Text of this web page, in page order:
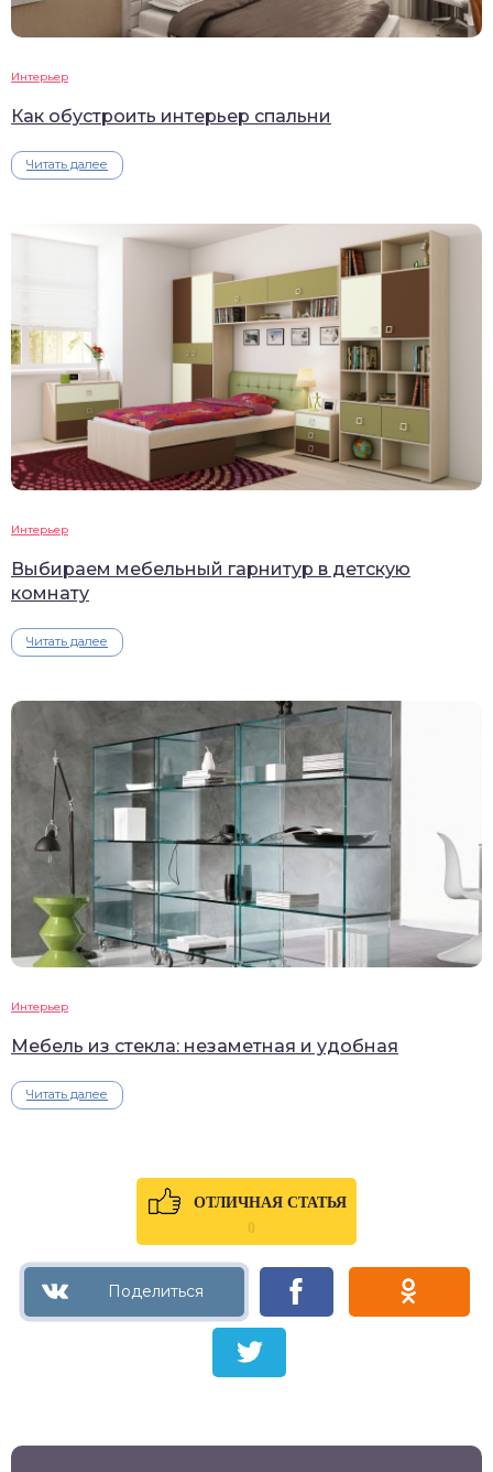
Интерьер
Как обустроить интерьер спальни
Читать далее
Интерьер
Выбираем мебельный гарнитур в детскую
комнату
Читать далее
Интерьер
Мебель из стекла: незаметная и удобная
Читать далее
ОТЛИЧНАЯ СТАТЬЯ
0